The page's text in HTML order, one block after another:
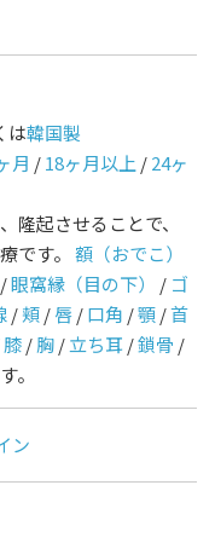
は韓国製
月 /18ヶ月以上 /24ヶ
隆起させることで、
です。 額（おでこ）
/眼窩縁（目の下） / ゴ
/頬/唇/口角 /顎/首
膝/胸/立ち耳/鎖骨 /
。
ン